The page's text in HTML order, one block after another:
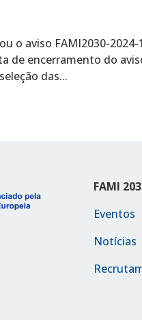
o aviso FAMI2030-
de encerramento do
das...
FAMI
Eventos
Notícias